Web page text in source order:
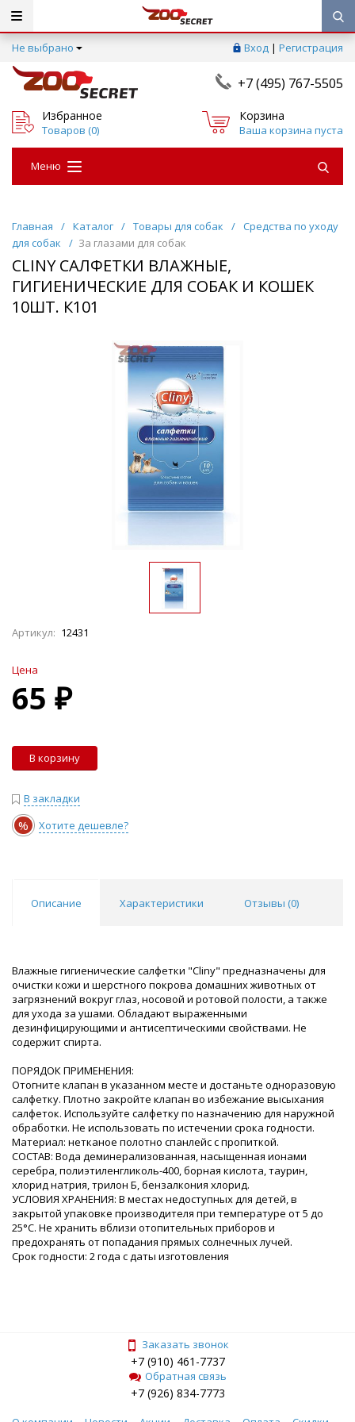
Не выбрано Вход | Регистрация
+7 (495) 767-5505
Избранное
Товаров (0)
Корзина
Ваша корзина пуста
Меню
Главная / Каталог / Товары для собак / Средства по уходу
для собак
/ За глазами для собак
CLINY САЛФЕТКИ ВЛАЖНЫЕ,
ГИГИЕНИЧЕСКИЕ ДЛЯ СОБАК И КОШЕК
10ШТ. К101
Артикул: 12431
Цена
65 ₽
В корзину
В закладки
% Хотите дешевле?
Описание Характеристики Отзывы (0)
Влажные гигиенические салфетки "Cliny" предназначены для
очистки кожи и шерстного покрова домашних животных от
загрязнений вокруг глаз, носовой и ротовой полости, а также
для ухода за ушами. Обладают выраженными
дезинфицирующими и антисептическими свойствами. Не
содержит спирта.
ПОРЯДОК ПРИМЕНЕНИЯ:
Отогните клапан в указанном месте и достаньте одноразовую
салфетку. Плотно закройте клапан во избежание высыхания
салфеток. Используйте салфетку по назначению для наружной
обработки. Не использовать по истечении срока годности.
Материал: нетканое полотно спанлейс с пропиткой.
СОСТАВ: Вода деминерализованная, насыщенная ионами
серебра, полиэтиленгликоль-400, борная кислота, таурин,
хлорид натрия, трилон Б, бензалкония хлорид.
УСЛОВИЯ ХРАНЕНИЯ: В местах недоступных для детей, в
закрытой упаковке производителя при температуре от 5 до
25°С. Не хранить вблизи отопительных приборов и
предохранять от попадания прямых солнечных лучей.
Срок годности: 2 года с даты изготовления
Заказать звонок
+7 (910) 461-7737
Обратная связь
+7 (926) 834-7773